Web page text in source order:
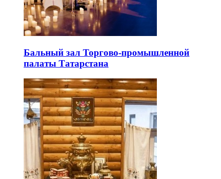
Бальный зал Торгово-промышленной
палаты Татарстана